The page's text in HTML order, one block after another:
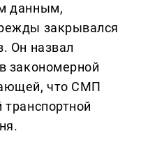
данным,
закрывался
Он назвал
закономерной
что СМП
транспортной